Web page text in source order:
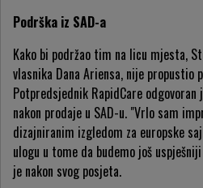
Podrška iz SAD-a
Kako bi podržao tim na licu mjesta,
vlasnika Dana Ariensa, nije propustio
Potpredsjednik RapidCare
nakon prodaje u SAD-u. "Vrlo sam
dizajniranim izgledom za europske
ulogu u tome da budemo još
je nakon svog posjeta.